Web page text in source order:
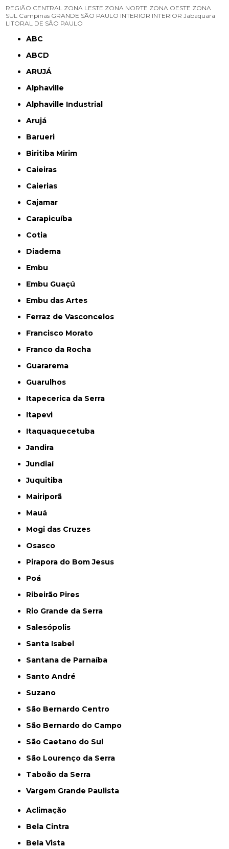
REGIÃO CENTRAL ZONA LESTE ZONA NORTE ZONA OESTE ZONA
SUL Campinas GRANDE SÃO PAULO INTERIOR INTERIOR Jabaquara
LITORAL DE SÃO PAULO
ABC
ABCD
ARUJÁ
Alphaville
Alphaville Industrial
Arujá
Barueri
Biritiba Mirim
Caieiras
Caierias
Cajamar
Carapicuíba
Cotia
Diadema
Embu
Embu Guaçú
Embu das Artes
Ferraz de Vasconcelos
Francisco Morato
Franco da Rocha
Guararema
Guarulhos
Itapecerica da Serra
Itapevi
Itaquaquecetuba
Jandira
Jundiaí
Juquitiba
Mairiporã
Mauá
Mogi das Cruzes
Osasco
Pirapora do Bom Jesus
Poá
Ribeirão Pires
Rio Grande da Serra
Salesópolis
Santa Isabel
Santana de Parnaíba
Santo André
Suzano
São Bernardo Centro
São Bernardo do Campo
São Caetano do Sul
São Lourenço da Serra
Taboão da Serra
Vargem Grande Paulista
Aclimação
Bela Cintra
Bela Vista